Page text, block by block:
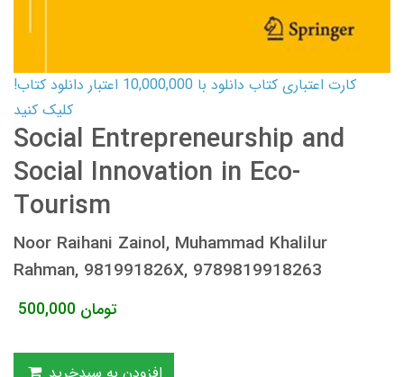
کارت اعتباری کتاب دانلود با 10,000,000 اعتبار دانلود کتاب!
کلیک کنید
Social Entrepreneurship and
Social Innovation in Eco-
Tourism
Noor Raihani Zainol, Muhammad Khalilur
Rahman, 981991826X, 9789819918263
500,000 تومان